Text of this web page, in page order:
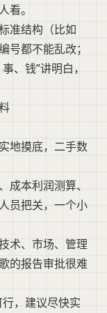
看。
准结构（比如
号都不能乱改；
、钱”讲明白，
地摸底，二手数
成本利润测算、
员把关，一个小
术、市场、管理
的报告审批很难
，建议尽快实